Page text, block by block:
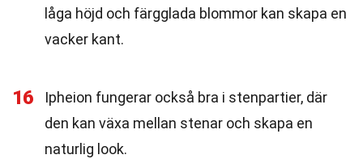
låga höjd och färgglada blommor kan skapa en
vacker kant.
16
Ipheion fungerar också bra i stenpartier, där
den kan växa mellan stenar och skapa en
naturlig look.